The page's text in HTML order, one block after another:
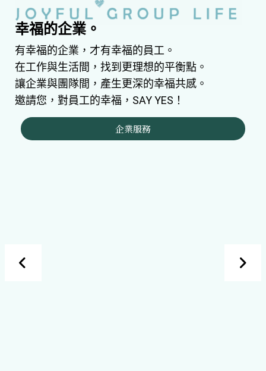
幸福的企業。
有幸福的企業，才有幸福的員工。
在工作與生活間，找到更理想的平衡點。
讓企業與團隊間，產生更深的幸福共感。
邀請您，對員工的幸福，SAY YES！
企業服務